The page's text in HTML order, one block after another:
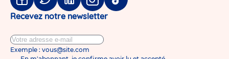
Facebook
TwitterLinkedinInstagram
Tiktok
Recevez notre newsletter
Exemple : vous@site.com